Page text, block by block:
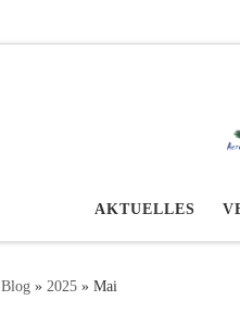
AKTUELLES
Blog » 2025 » Mai